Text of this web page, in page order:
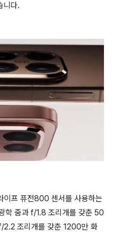
니다.
이프 퓨전800 센서를 사용하는
학 줌과 f/1.8 조리개를 갖춘 50
2.2 조리개를 갖춘 1200만 화